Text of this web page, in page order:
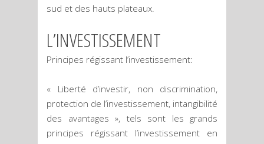
sud et des hauts plateaux.
L’INVESTISSEMENT
Principes régissant l’investissement:
« Liberté d’investir, non discrimination,
protection de l’investissement, intangibilité
des avantages », tels sont les grands
principes régissant l’investissement en